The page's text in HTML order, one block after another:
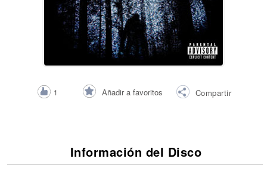
1 Añadir a favoritos Compartir
Información del Disco